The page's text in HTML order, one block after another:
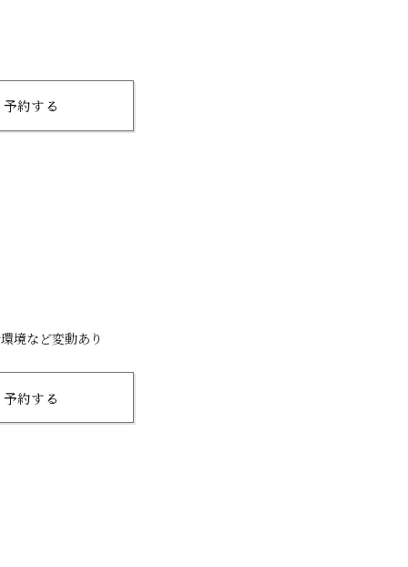
予約する
境など変動あり
予約する